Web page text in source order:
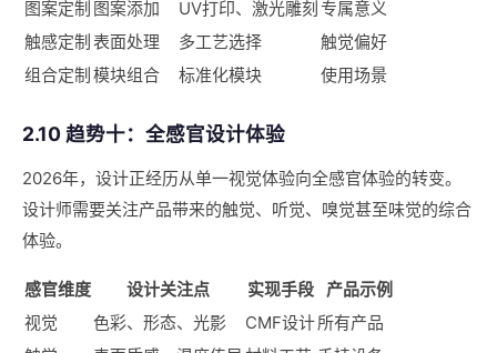
图案定制 图案添加 UV打印、激光雕刻 专属意义
触感定制 表面处理 多工艺选择
触觉偏好
组合定制 模块组合 标准化模块 使用场景
2.10 趋势十：全感官设计体验
2026年，设计正经历从单一视觉体验向全感官体验的转变。
设计师需要关注产品带来的触觉、听觉、嗅觉甚至味觉的综合
体验。
感官维度 设计关注点 实现手段
产品示例
视觉
色彩、形态、光影 CMF设计所有产品